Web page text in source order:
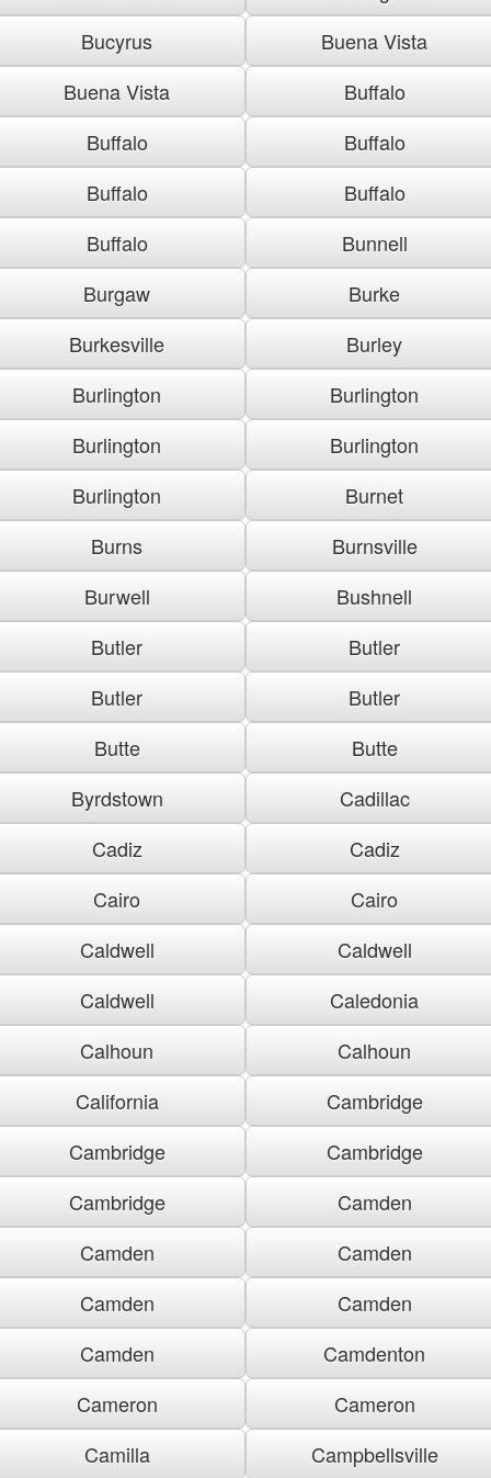
Bucyrus
Buena Vista
Buena Vista
Buffalo
Buffalo
Buffalo
Buffalo
Buffalo
Buffalo
Bunnell
Burgaw
Burke
Burkesville
Burley
Burlington
Burlington
Burlington
Burlington
Burlington
Burnet
Burns
Burnsville
Burwell
Bushnell
Butler
Butler
Butler
Butler
Butte
Butte
Byrdstown
Cadillac
Cadiz
Cadiz
Cairo
Cairo
Caldwell
Caldwell
Caldwell
Caledonia
Calhoun
Calhoun
California
Cambridge
Cambridge
Cambridge
Cambridge
Camden
Camden
Camden
Camden
Camden
Camden
Camdenton
Cameron
Cameron
Camilla
Campbellsville